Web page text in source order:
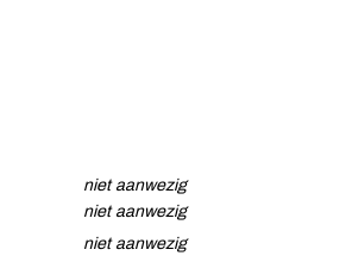
niet aanwezig
niet aanwezig
niet aanwezig